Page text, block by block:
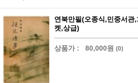
연북만필(오종식,민중서
켓,상급)
상품가 : 80,000원 (0)